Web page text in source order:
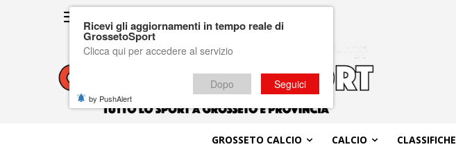
GROSSETO CALCIO CALCIO CLASSIFICHE
Ricevi gli aggiornamenti in tempo reale di
GrossetoSport
Clicca qui per accedere al servizio
Dopo Seguici
by PushAlert